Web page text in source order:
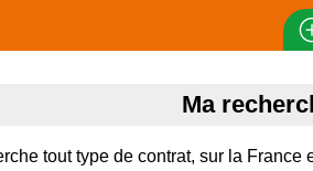
Ma
tout type de contrat, sur la France